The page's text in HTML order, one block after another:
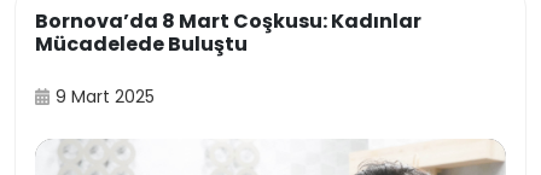
Bornova’da 8 Mart Coşkusu: Kadınlar
Mücadelede Buluştu
9 Mart 2025